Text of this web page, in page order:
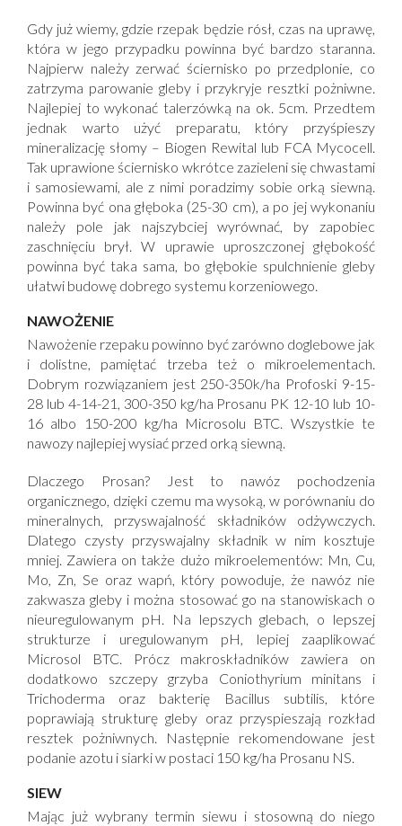
Gdy już wiemy, gdzie rzepak będzie rósł, czas na uprawę,
która w jego przypadku powinna być bardzo staranna.
Najpierw należy zerwać ściernisko po przedplonie, co
zatrzyma parowanie gleby i przykryje resztki pożniwne.
Najlepiej to wykonać talerzówką na ok. 5cm. Przedtem
jednak warto użyć preparatu, który przyśpieszy
mineralizację słomy – Biogen Rewital lub FCA Mycocell.
Tak uprawione ściernisko wkrótce zazieleni się chwastami
i samosiewami, ale z nimi poradzimy sobie orką siewną.
Powinna być ona głęboka (25-30 cm), a po jej wykonaniu
należy pole jak najszybciej wyrównać, by zapobiec
zaschnięciu brył. W uprawie uproszczonej głębokość
powinna być taka sama, bo głębokie spulchnienie gleby
ułatwi budowę dobrego systemu korzeniowego.
NAWOŻENIE
Nawożenie rzepaku powinno być zarówno doglebowe jak
i dolistne, pamiętać trzeba też o mikroelementach.
Dobrym rozwiązaniem jest 250-350k/ha Profoski 9-15-
28 lub 4-14-21, 300-350 kg/ha Prosanu PK 12-10 lub 10-
16 albo 150-200 kg/ha Microsolu BTC. Wszystkie te
nawozy najlepiej wysiać przed orką siewną.
Dlaczego Prosan? Jest to nawóz pochodzenia
organicznego, dzięki czemu ma wysoką, w porównaniu do
mineralnych, przyswajalność składników odżywczych.
Dlatego czysty przyswajalny składnik w nim kosztuje
mniej. Zawiera on także dużo mikroelementów: Mn, Cu,
Mo, Zn, Se oraz wapń, który powoduje, że nawóz nie
zakwasza gleby i można stosować go na stanowiskach o
nieuregulowanym pH. Na lepszych glebach, o lepszej
strukturze i uregulowanym pH, lepiej zaaplikować
Microsol BTC. Prócz makroskładników zawiera on
dodatkowo szczepy grzyba Coniothyrium minitans i
Trichoderma oraz bakterię Bacillus subtilis, które
poprawiają strukturę gleby oraz przyspieszają rozkład
resztek pożniwnych. Następnie rekomendowane jest
podanie azotu i siarki w postaci 150 kg/ha Prosanu NS.
SIEW
Mając już wybrany termin siewu i stosowną do niego